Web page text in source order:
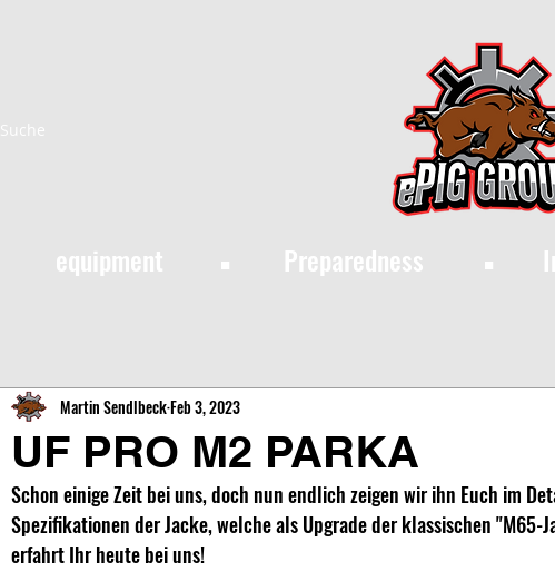
·
equipment Preparedness ·
Suche
UF PRO M2 PARKA
Martin SendlbeckFeb 3, 2023
Schon einige Zeit bei uns, doch nun endlich zeigen wir ihn Euch im
Spezifikationen der Jacke, welche als Upgrade der klassischen
erfahrt Ihr heute bei uns!